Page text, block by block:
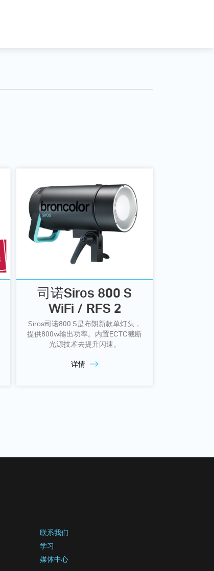
司诺Siros 800 S
WiFi / RFS 2
Siros司诺800 S是布朗新款单灯头，
提供800w输出功率。内置ECTC截断
光源技术去提升闪速。
详情
联系我们
学习
媒体中心